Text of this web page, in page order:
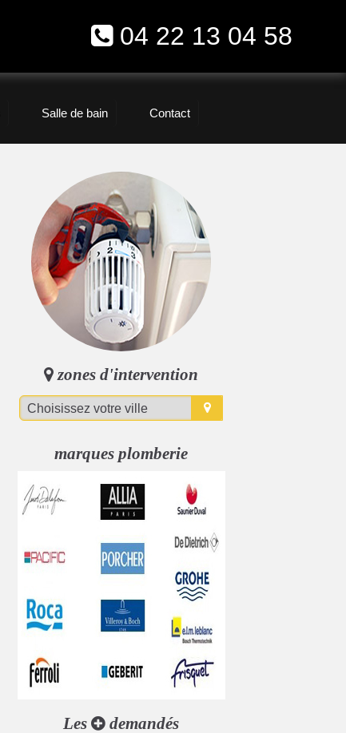
04 22 13 04 58
Salle de bain Contact
zones d'intervention
marques plomberie
Les demandés